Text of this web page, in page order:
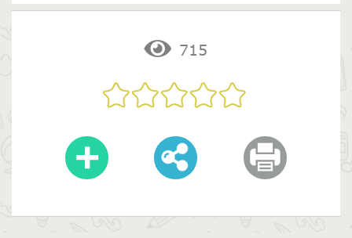
715